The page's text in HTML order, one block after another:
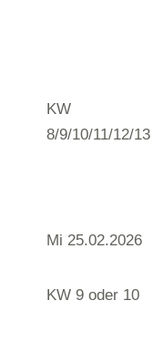
KW
8/9/10/11/12/13
Mi 25.02.2026
KW 9 oder 10